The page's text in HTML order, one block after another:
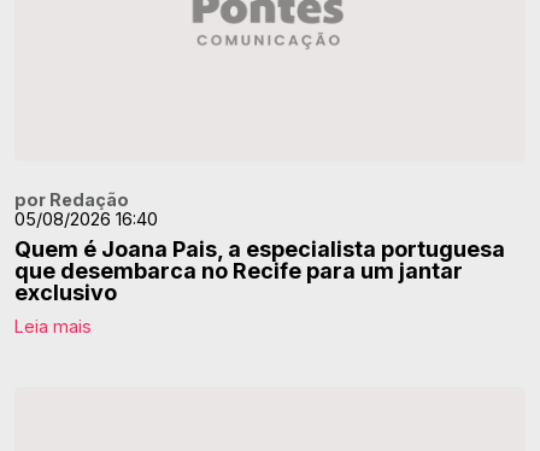
por Redação
05/08/2026 16:40
Quem é Joana Pais, a especialista portuguesa
que desembarca no Recife para um jantar
exclusivo
Leia mais